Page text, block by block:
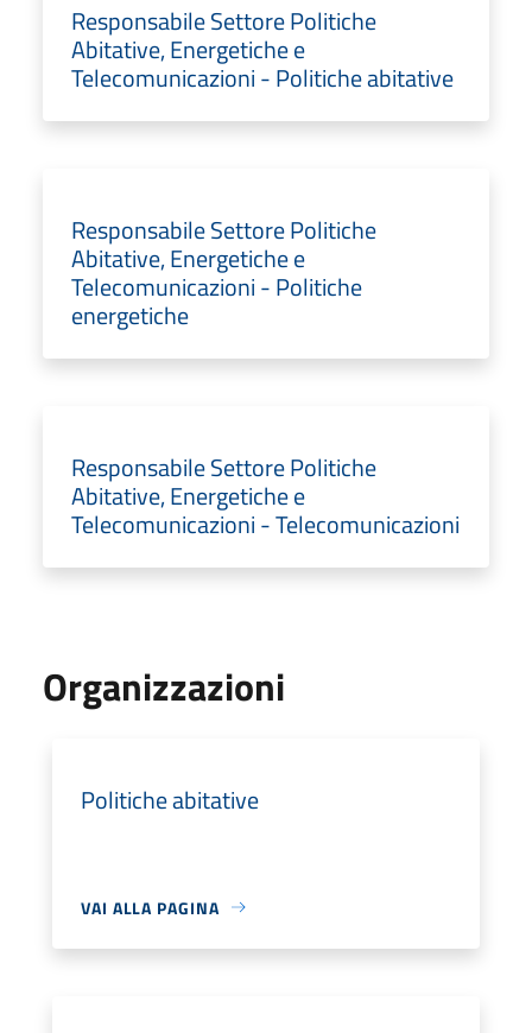
Responsabile Settore Politiche
Abitative, Energetiche e
Telecomunicazioni - Politiche abitative
Responsabile Settore Politiche
Abitative, Energetiche e
Telecomunicazioni - Politiche
energetiche
Responsabile Settore Politiche
Abitative, Energetiche e
Telecomunicazioni - Telecomunicazioni
Organizzazioni
Politiche abitative
VAI ALLA PAGINA